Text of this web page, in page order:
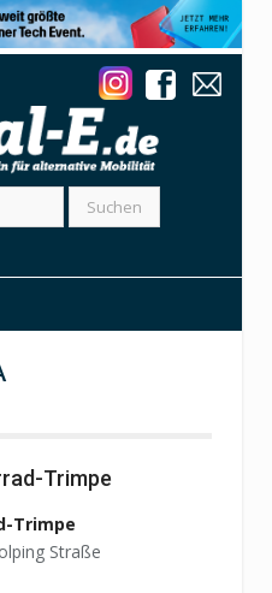
Trimpe
Trimpe
Straße